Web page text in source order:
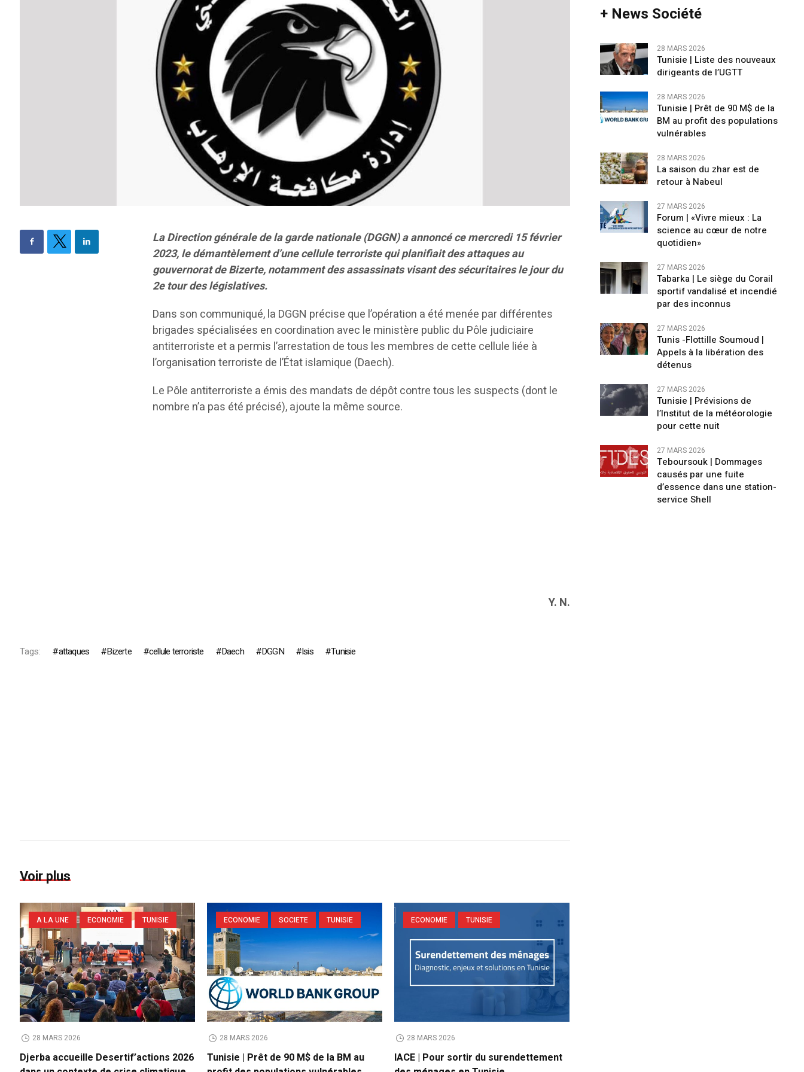
La Direction générale de la garde nationale (DGGN) a annoncé ce mercredi 15 février
2023, le démantèlement d’une cellule terroriste qui planifiait des attaques au
gouvernorat de Bizerte, notamment des assassinats visant des sécuritaires le jour du
2e tour des législatives.
Dans son communiqué, la DGGN précise que l’opération a été menée par différentes
brigades spécialisées en coordination avec le ministère public du Pôle judiciaire
antiterroriste et a permis l’arrestation de tous les membres de cette cellule liée à
l’organisation terroriste de l’État islamique (Daech).
Le Pôle antiterroriste a émis des mandats de dépôt contre tous les suspects (dont le
nombre n’a pas été précisé), ajoute la même source.
Y. N.
Tags: attaques Bizerte cellule terroriste Daech DGGN Isis Tunisie
Voir plus
A LA UNE ECONOMIE TUNISIE
28 MARS 2026
Djerba accueille Desertif’actions 2026
ECONOMIE SOCIETE TUNISIE
28 MARS 2026
Tunisie | Prêt de 90 M$ de la BM au
ECONOMIE TUNISIE
28 MARS 2026
IACE | Pour sortir du surendettement
+ News Société
28 MARS 2026
Tunisie | Liste des nouveaux
dirigeants de l’UGTT
28 MARS 2026
Tunisie | Prêt de 90 M$ de la
BM au profit des populations
vulnérables
28 MARS 2026
La saison du zhar est de
retour à Nabeul
27 MARS 2026
Forum | «Vivre mieux : La
science au cœur de notre
quotidien»
27 MARS 2026
Tabarka | Le siège du Corail
sportif vandalisé et incendié
par des inconnus
27 MARS 2026
Tunis -Flottille Soumoud |
Appels à la libération des
détenus
27 MARS 2026
Tunisie | Prévisions de
l’Institut de la météorologie
pour cette nuit
27 MARS 2026
Teboursouk | Dommages
causés par une fuite
d’essence dans une station-
service Shell